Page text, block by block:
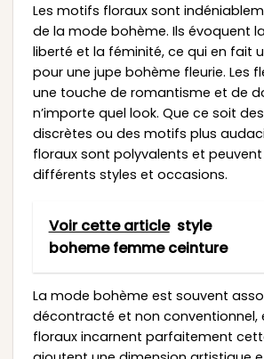
Les motifs floraux sont
de la mode bohème. Ils évoquent
liberté et la féminité, ce qui en fait
pour une jupe bohème fleurie. Les
une touche de romantisme et de
n’importe quel look. Que ce soit
discrètes ou des motifs plus
floraux sont polyvalents et
différents styles et occasions.
Voir cette article style
boheme femme ceinture
La mode bohème est souvent
décontracté et non conventionnel,
floraux incarnent parfaitement